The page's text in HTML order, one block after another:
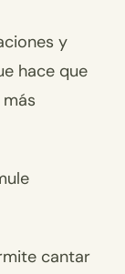
y
hace que
cantar